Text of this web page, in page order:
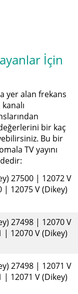
İçin
yer alan frekans
bir kaç
Bu bir
TV yayını
27500 | 12072 V
| 12075 V (Dikey)
27498 | 12070 V
| 12070 V (Dikey)
27498 | 12071 V
| 12071 V (Dikey)